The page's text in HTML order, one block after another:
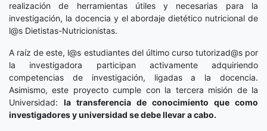
realización de herramientas útiles y necesarias para la
investigación, la docencia y el abordaje dietético nutricional de
l@s Dietistas-Nutricionistas.
A raíz de este, l@s estudiantes del último curso tutorizad@s por
la investigadora participan activamente adquiriendo
competencias de investigación, ligadas a la docencia.
Asimismo, este proyecto cumple con la tercera misión de la
Universidad: la transferencia de conocimiento que como
investigadores y universidad se debe llevar a cabo.